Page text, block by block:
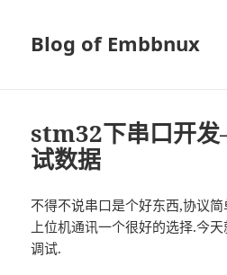
Blog of Embbnux
stm32下串口开发
试数据
不得不说串口是个好东西,协议
上位机通讯一个很好的选择.今
调试.